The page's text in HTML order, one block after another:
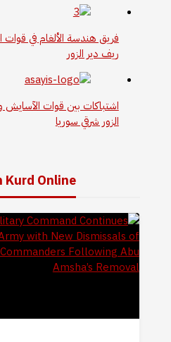
فريق هندسة الألغام في قوات
ريف دير الزور
اشتباكات بين قوات
الزور شرقي سوريا
Kurd Online